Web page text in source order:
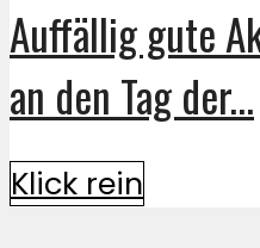
Auffällig gute
an den Tag der...
Klick rein